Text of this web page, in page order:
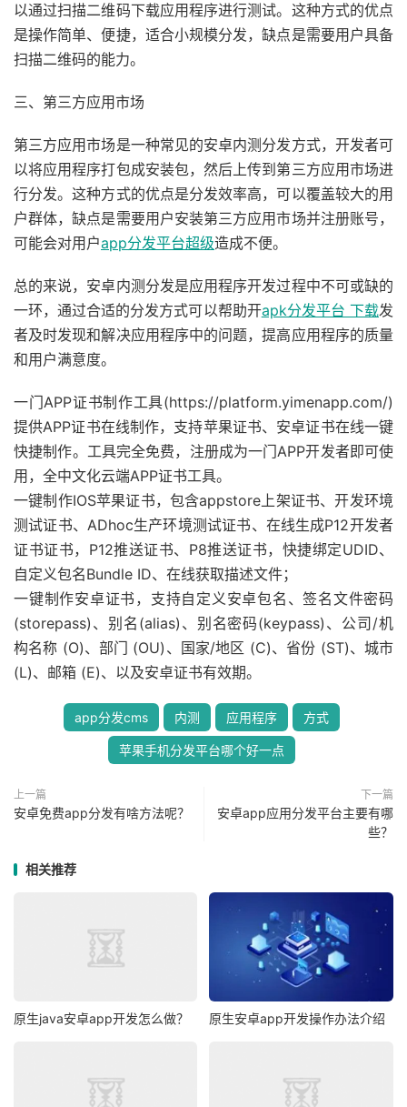
以通过扫描二维码下载应用程序进行测试。这种方式的优点
是操作简单、便捷，适合小规模分发，缺点是需要用户具备
扫描二维码的能力。
三、第三方应用市场
第三方应用市场是一种常见的安卓内测分发方式，开发者可
以将应用程序打包成安装包，然后上传到第三方应用市场进
行分发。这种方式的优点是分发效率高，可以覆盖较大的用
户群体，缺点是需要用户安装第三方应用市场并注册账号，
可能会对用户app分发平台超级造成不便。
总的来说，安卓内测分发是应用程序开发过程中不可或缺的
一环，通过合适的分发方式可以帮助开apk分发平台 下载发
者及时发现和解决应用程序中的问题，提高应用程序的质量
和用户满意度。
一门APP证书制作工具(https://platform.yimenapp.com/)
提供APP证书在线制作，支持苹果证书、安卓证书在线一键
快捷制作。工具完全免费，注册成为一门APP开发者即可使
用，全中文化云端APP证书工具。
一键制作IOS苹果证书，包含appstore上架证书、开发环境
测试证书、ADhoc生产环境测试证书、在线生成P12开发者
证书证书，P12推送证书、P8推送证书，快捷绑定UDID、
自定义包名Bundle ID、在线获取描述文件；
一键制作安卓证书，支持自定义安卓包名、签名文件密码
(storepass)、别名(alias)、别名密码(keypass)、公司/机
构名称 (O)、部门 (OU)、国家/地区 (C)、省份 (ST)、城市
(L)、邮箱 (E)、以及安卓证书有效期。
app分发cms 内测 应用程序 方式
苹果手机分发平台哪个好一点
上一篇
安卓免费app分发有啥方法呢？
下一篇
安卓app应用分发平台主要有哪
些？
相关推荐
原生java安卓app开发怎么做？ 原生安卓app开发操作办法介绍